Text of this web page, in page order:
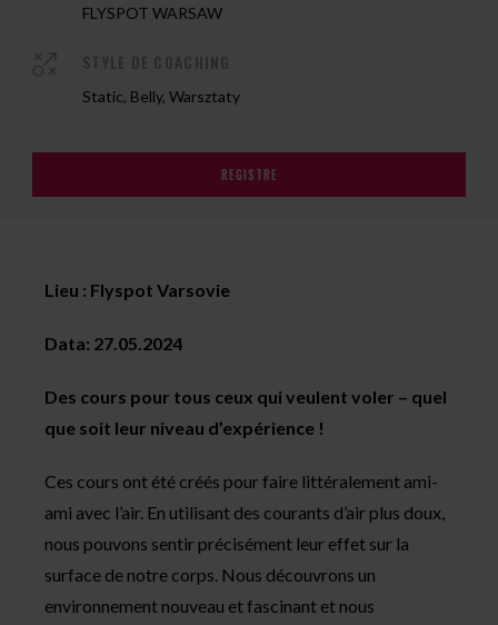
FLYSPOT WARSAW
Static, Belly, Warsztaty
REGISTRE
Lieu : Flyspot Varsovie
Data: 27.05.2024
Des cours pour tous ceux qui veulent voler – quel
que soit leur niveau d’expérience !
Ces cours ont été créés pour faire littéralement ami-
ami avec l’air. En utilisant des courants d’air plus doux,
nous pouvons sentir précisément leur effet sur la
surface de notre corps. Nous découvrons un
environnement nouveau et fascinant et nous